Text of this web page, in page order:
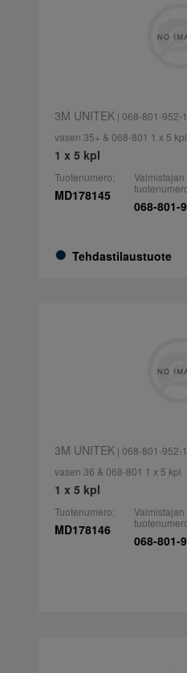
3M UNITEK| 068-801-952-
vasen 35+ & 068-801 1 x 5 kpl
1 x 5 kpl
Tuotenumero:
MD178145
Tehdastilaustuote
Valmistajan
068-801-
3M UNITEK| 068-801-952-
vasen 36 & 068-801 1 x 5 kpl
1 x 5 kpl
Tuotenumero:
MD178146
Valmistajan
068-801-